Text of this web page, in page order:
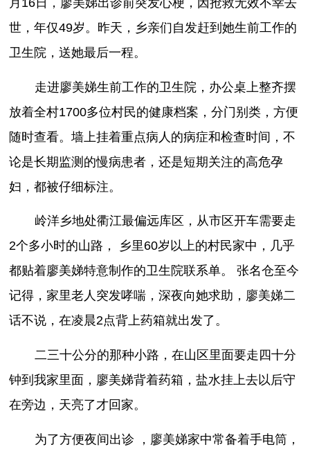
月16日，廖美娣出诊前突发心梗，因抢救无效不幸去
世，年仅49岁。昨天，乡亲们自发赶到她生前工作的
卫生院，送她最后一程。
走进廖美娣生前工作的卫生院，办公桌上整齐摆
放着全村1700多位村民的健康档案，分门别类，方便
随时查看。墙上挂着重点病人的病症和检查时间，不
论是长期监测的慢病患者，还是短期关注的高危孕
妇，都被仔细标注。
岭洋乡地处衢江最偏远库区，从市区开车需要走
2个多小时的山路， 乡里60岁以上的村民家中，几乎
都贴着廖美娣特意制作的卫生院联系单。 张名仓至今
记得，家里老人突发哮喘，深夜向她求助，廖美娣二
话不说，在凌晨2点背上药箱就出发了。
二三十公分的那种小路，在山区里面要走四十分
钟到我家里面，廖美娣背着药箱，盐水挂上去以后守
在旁边，天亮了才回家。
为了方便夜间出诊 ，廖美娣家中常备着手电筒，